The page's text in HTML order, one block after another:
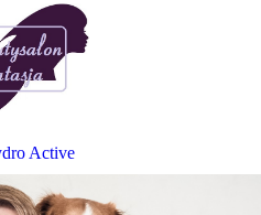
Active